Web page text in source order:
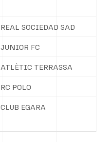
REAL SOCIEDAD SAD
JUNIOR FC
ATLÈTIC TERRASSA
RC POLO
CLUB EGARA